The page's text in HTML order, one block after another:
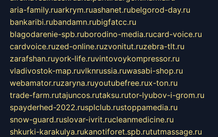
aria-family.ruarkrym.ruashanet.rubelgorod-day.ru
bankaribi.rubandamn.rubigfatcc.ru
blagodarenie-spb.ruborodino-media.rucard-voice.ru
cardvoice.ruzed-online.ruzvonitut.ruzebra-tlt.ru
zarafshan.ruyork-life.ruvintovoykompressor.ru
vladivostok-map.ruvlknrussia.ruwasabi-shop.ru
webamator.ruzaryna.ruyoutubefree.rux-ton.ru
trade-farm.rutajuncos.rutaksu.rutor-lyubov-i-grom.ru
spayderhed-2022.rusplclub.rustoppamedia.ru
snow-guard.ruslovar-ivrit.rucleanmedicine.ru
shkurki-karakulya.rukanotiforet.spb.rututmassage.ru